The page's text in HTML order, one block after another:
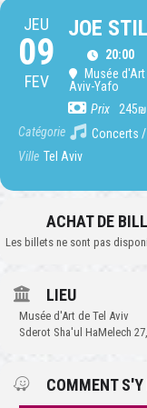
JEU
09
FEV
JOE
20:00
Musée
Aviv-Yafo
Prix
245₪
Catégorie
Concerts
Ville Tel Aviv
ACHAT DE
Les billets ne sont pas
LIEU
Musée d'Art de Tel Aviv
Sderot Sha'ul HaMelech
COMMENT S'Y